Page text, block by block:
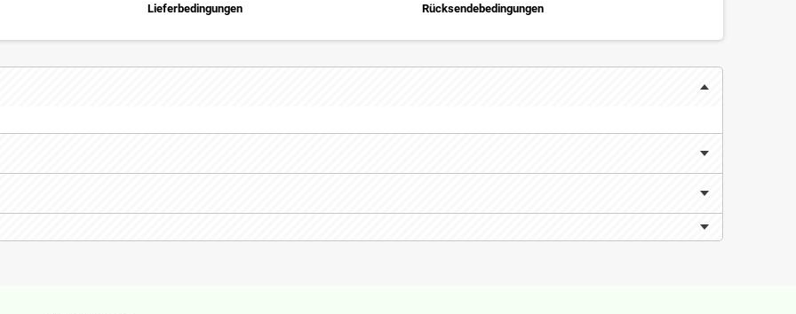
Lieferbedingungen Rücksendebedingungen